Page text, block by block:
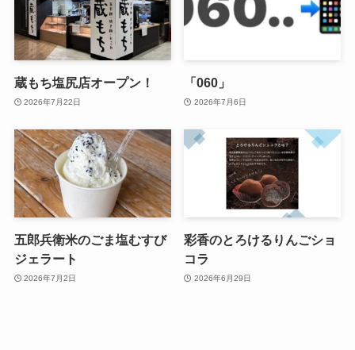
蔵もち塩尻店オープン！
2026年7月22日
「060」
2026年7月6日
五郎兵衛米のごま塩むすび
ジェラート
2026年7月2日
彩香のとろけるりんごショ
コラ
2026年6月29日